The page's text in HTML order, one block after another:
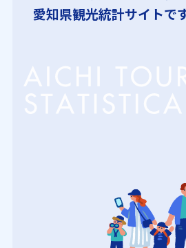
愛知県観光統計サイトです